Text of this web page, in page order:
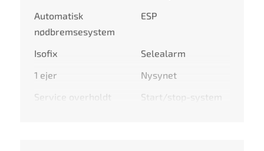
Automatisk
nødbremsesystem
ESP
Isofix
Selealarm
1 ejer
Nysynet
Service overholdt
Start/stop-system